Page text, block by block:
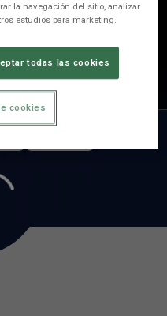
ASSISTS
0
la navegación del sitio, analizar
estudios para marketing.
todas las cookies
cookies